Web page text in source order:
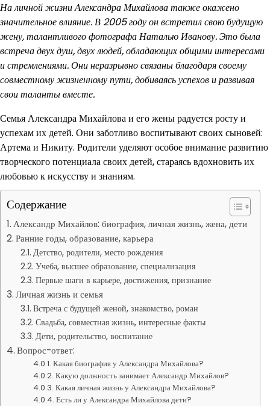
На личной жизни Александра Михайлова также окажено
значительное влияние. В 2005 году он встретил свою будущую
жену, талантливого фотографа Наталью Иванову. Это была
встреча двух душ, двух людей, обладающих общими интересами
и стремлениями. Они неразрывно связаны благодаря своему
совместному жизненному пути, добиваясь успехов и развивая
свои таланты вместе.
Семья Александра Михайлова и его жены радуется росту и
успехам их детей. Они заботливо воспитывают своих сыновей:
Артема и Никиту. Родители уделяют особое внимание развитию
творческого потенциала своих детей, стараясь вдохновить их
любовью к искусству и знаниям.
Содержание
Александр Михайлов: биография, личная жизнь, жена, дети
Ранние годы, образование, карьера
Детство, родители, место рождения
Учеба, высшее образование, специализация
Первые шаги в карьере, достижения, признание
Личная жизнь и семья
Встреча с будущей женой, знакомство, роман
Свадьба, совместная жизнь, интересные факты
Дети, родительство, воспитание
Вопрос-ответ:
Какая биография у Александра Михайлова?
Какую должность занимает Александр Михайлов?
Какая личная жизнь у Александра Михайлова?
Есть ли у Александра Михайлова дети?